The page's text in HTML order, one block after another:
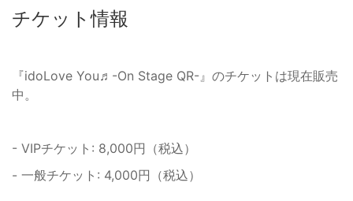
チケット情報
『idoLove You♬-On Stage QR-』のチケットは現在販売
中。
- VIPチケット: 8,000円（税込）
- 一般チケット: 4,000円（税込）